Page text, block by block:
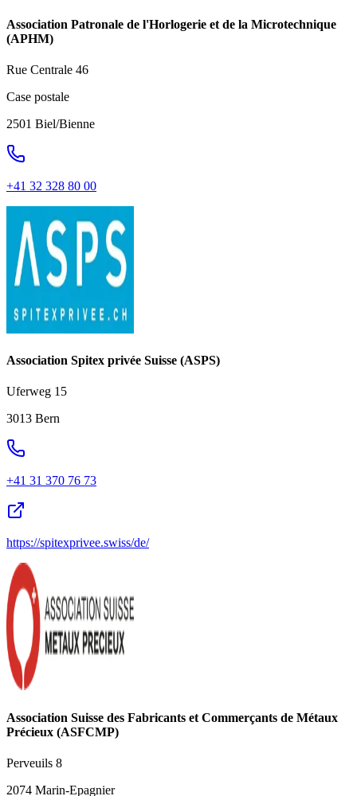
Association Patronale de l'Horlogerie et de la Microtechnique
(APHM)
Rue Centrale 46
Case postale
2501 Biel/Bienne
+41 32 328 80 00
Association Spitex privée Suisse (ASPS)
Uferweg 15
3013 Bern
+41 31 370 76 73
https://spitexprivee.swiss/de/
Association Suisse des Fabricants et Commerçants de Métaux
Précieux (ASFCMP)
Perveuils 8
2074 Marin-Epagnier